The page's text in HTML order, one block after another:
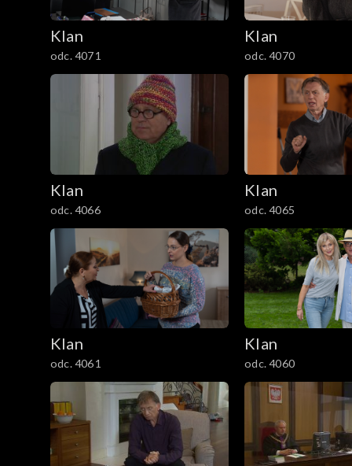
2101–2200
2001–2100
1901–2000
1801–1900
1701–1800
1601–1700
1501–1600
1401–1500
1301–1400
1101–1200
1001–1100
Klan
odc. 4071
Klan
odc. 4070
Klan
odc. 4066
Klan
odc. 4065
Klan
odc. 4061
Klan
odc. 4060